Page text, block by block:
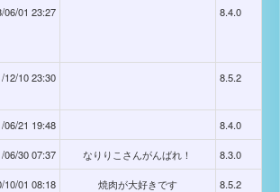
06/01 23:27 8.4.0
12/10 23:30 8.5.2
06/21 19:48 8.4.0
06/30 07:37 なりりこさんがんばれ！ 8.3.0
10/01 08:18 焼肉が大好きです 8.5.2